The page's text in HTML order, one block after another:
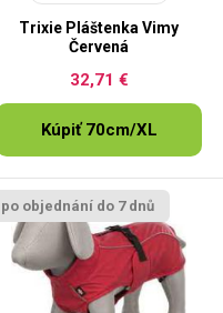
Trixie Pláštenka Vimy
Červená
32,71 €
Kúpiť 70cm/XL
po objednání do 7 dnů